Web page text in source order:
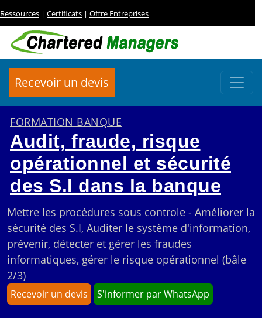
Ressources | Certificats | Offre Entreprises
Recevoir un devis
FORMATION BANQUE
Audit, fraude, risque
opérationnel et sécurité
des S.I dans la banque
Mettre les procédures sous controle - Améliorer la
sécurité des S.I, Auditer le système d'information,
prévenir, détecter et gérer les fraudes
informatiques, gérer le risque opérationnel (bâle
2/3)
Recevoir un devis S'informer par WhatsApp